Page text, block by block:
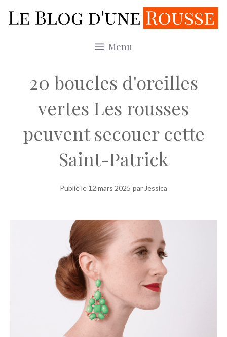
au
Menu
20 boucles d'oreilles
vertes Les rousses
peuvent secouer cette
Saint-Patrick
Publié le 12 mars 2025 par Jessica